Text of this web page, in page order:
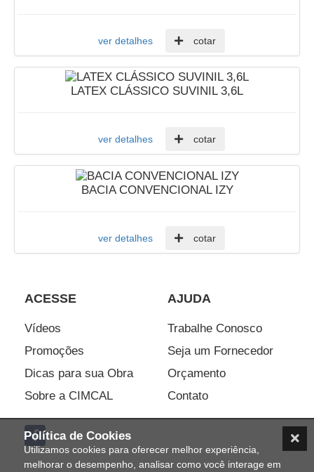
ver detalhes cotar
LATEX CLÁSSICO SUVINIL 3,6L
ver detalhes cotar
BACIA CONVENCIONAL IZY
ver detalhes cotar
ACESSE
Vídeos
Promoções
Dicas para sua Obra
Sobre a CIMCAL
AJUDA
Trabalhe Conosco
Seja um Fornecedor
Orçamento
Contato
Política de Cookies
Utilizamos cookies para oferecer melhor experiência,
melhorar o desempenho, analisar como você interage em